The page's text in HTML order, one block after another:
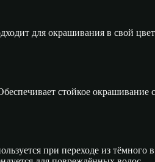
для окрашивания в свой
стойкое
при переходе из